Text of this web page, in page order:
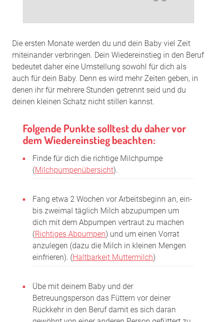
Die ersten Monate werden du und dein Baby viel Zeit
miteinander verbringen. Dein Wiedereinstieg in den Beruf
bedeutet daher eine Umstellung sowohl für dich als
auch für dein Baby. Denn es wird mehr Zeiten geben, in
denen ihr für mehrere Stunden getrennt seid und du
deinen kleinen Schatz nicht stillen kannst.
Folgende Punkte solltest du daher vor
dem Wiedereinstieg beachten:
Finde für dich die richtige Milchpumpe
(Milchpumpenübersicht).
Fang etwa 2 Wochen vor Arbeitsbeginn an, ein-
bis zweimal täglich Milch abzupumpen um
dich mit dem Abpumpen vertraut zu machen
(Richtiges Abpumpen) und um einen Vorrat
anzulegen (dazu die Milch in kleinen Mengen
einfrieren). (Haltbarkeit Muttermilch)
Übe mit deinem Baby und der
Betreuungsperson das Füttern vor deiner
Rückkehr in den Beruf damit es sich daran